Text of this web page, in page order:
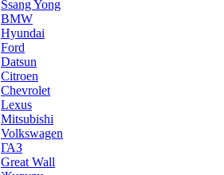
Ssang Yong
BMW
Hyundai
Ford
Datsun
Citroen
Chevrolet
Lexus
Mitsubishi
Volkswagen
ГАЗ
Great Wall